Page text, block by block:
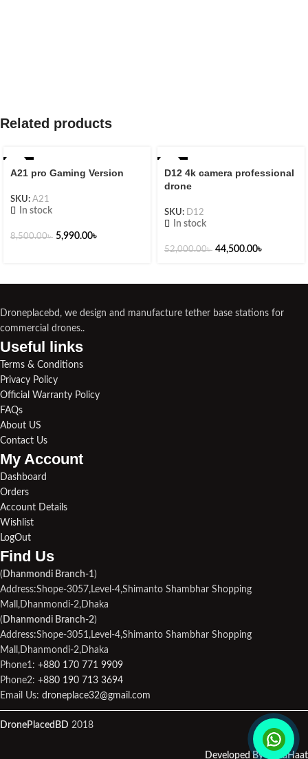
Related products
A21 pro Gaming Version
SKU: A21
In stock
8,500.00৳ 5,990.00৳
D12 4k camera professional
drone
SKU: D12
In stock
52,000.00৳ 44,500.00৳
Droneplacebd, we design and manufacture tether base stations for
commercial drones..
Useful links​
Terms & Conditions
Privacy Policy
Official Warranty Policy
FAQs
About US
Contact Us
My Account
Dashboard
Orders
Account Details
Wishlist
LogOut
Find Us​
( Dhanmondi Branch-1)
Address:Shope-3057,Level-4,Shimanto Shambhar Shopping
Mall,Dhanmondi-2,Dhaka
( Dhanmondi Branch-2)
Address:Shope-3051,Level-4,Shimanto Shambhar Shopping
Mall,Dhanmondi-2,Dhaka
Phone1: +880 170 771 9909
Phone2: +880 190 713 3694
Email Us: droneplace32@gmail.com
DronePlacedBD 2018
Developed By MetaHaat